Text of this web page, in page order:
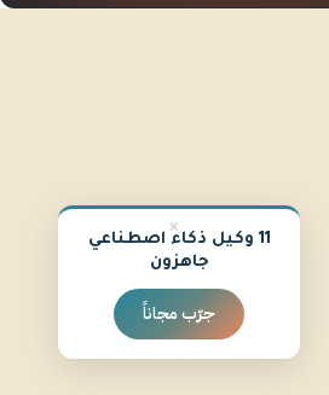
×
11 وكيل ذكاء اصطناعي
جاهزون
جرّب مجاناً